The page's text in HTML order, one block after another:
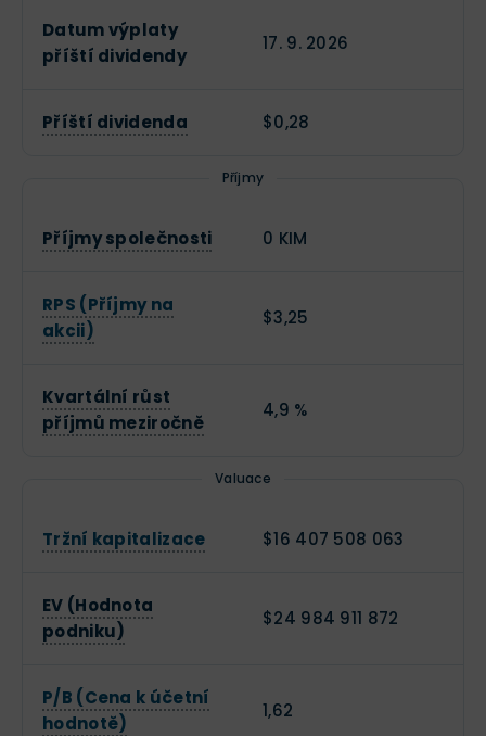
Datum výplaty
příští dividendy
17. 9. 2026
Příští dividenda $0,28
Příjmy
Příjmy společnosti 0 KIM
RPS (Příjmy na
akcii)
$3,25
Kvartální růst
příjmů meziročně
4,9 %
Valuace
Tržní kapitalizace $16 407 508 063
EV (Hodnota
podniku)
$24 984 911 872
P/B (Cena k účetní
hodnotě)
1,62